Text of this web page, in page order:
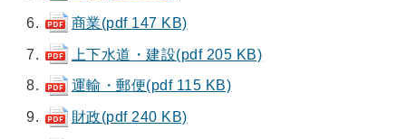
商業(pdf 147 KB)
上下水道・建設(pdf 205 KB)
運輸・郵便(pdf 115 KB)
財政(pdf 240 KB)